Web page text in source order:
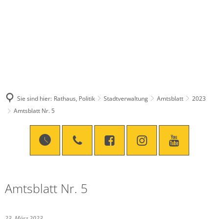
Sie sind hier: Rathaus, Politik Stadtverwaltung Amtsblatt
2023
Amtsblatt Nr. 5
Amtsblatt Nr. 5